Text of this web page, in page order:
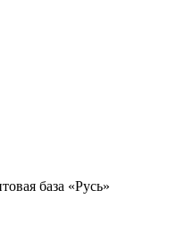
база «Русь»